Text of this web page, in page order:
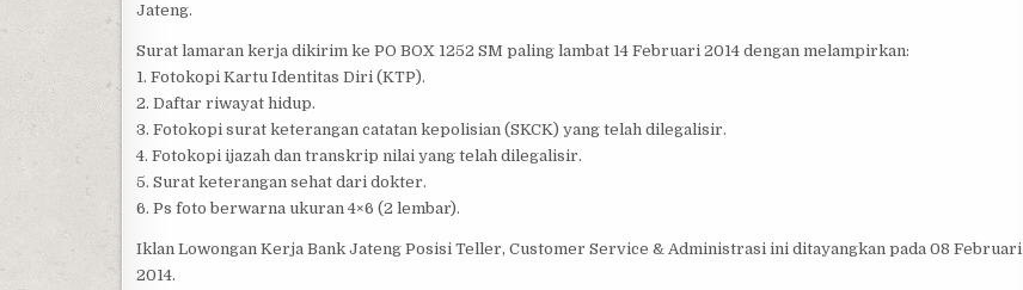
Jateng.
Surat lamaran kerja dikirim ke PO BOX 1252 SM paling lambat 14 Februari 2014 dengan melampirkan:
1. Fotokopi Kartu Identitas Diri (KTP).
2. Daftar riwayat hidup.
3. Fotokopi surat keterangan catatan kepolisian (SKCK) yang telah dilegalisir.
4. Fotokopi ijazah dan transkrip nilai yang telah dilegalisir.
5. Surat keterangan sehat dari dokter.
6. Ps foto berwarna ukuran 4×6 (2 lembar).
Iklan Lowongan Kerja Bank Jateng Posisi Teller, Customer Service & Administrasi ini ditayangkan pada 08 Februari
2014.